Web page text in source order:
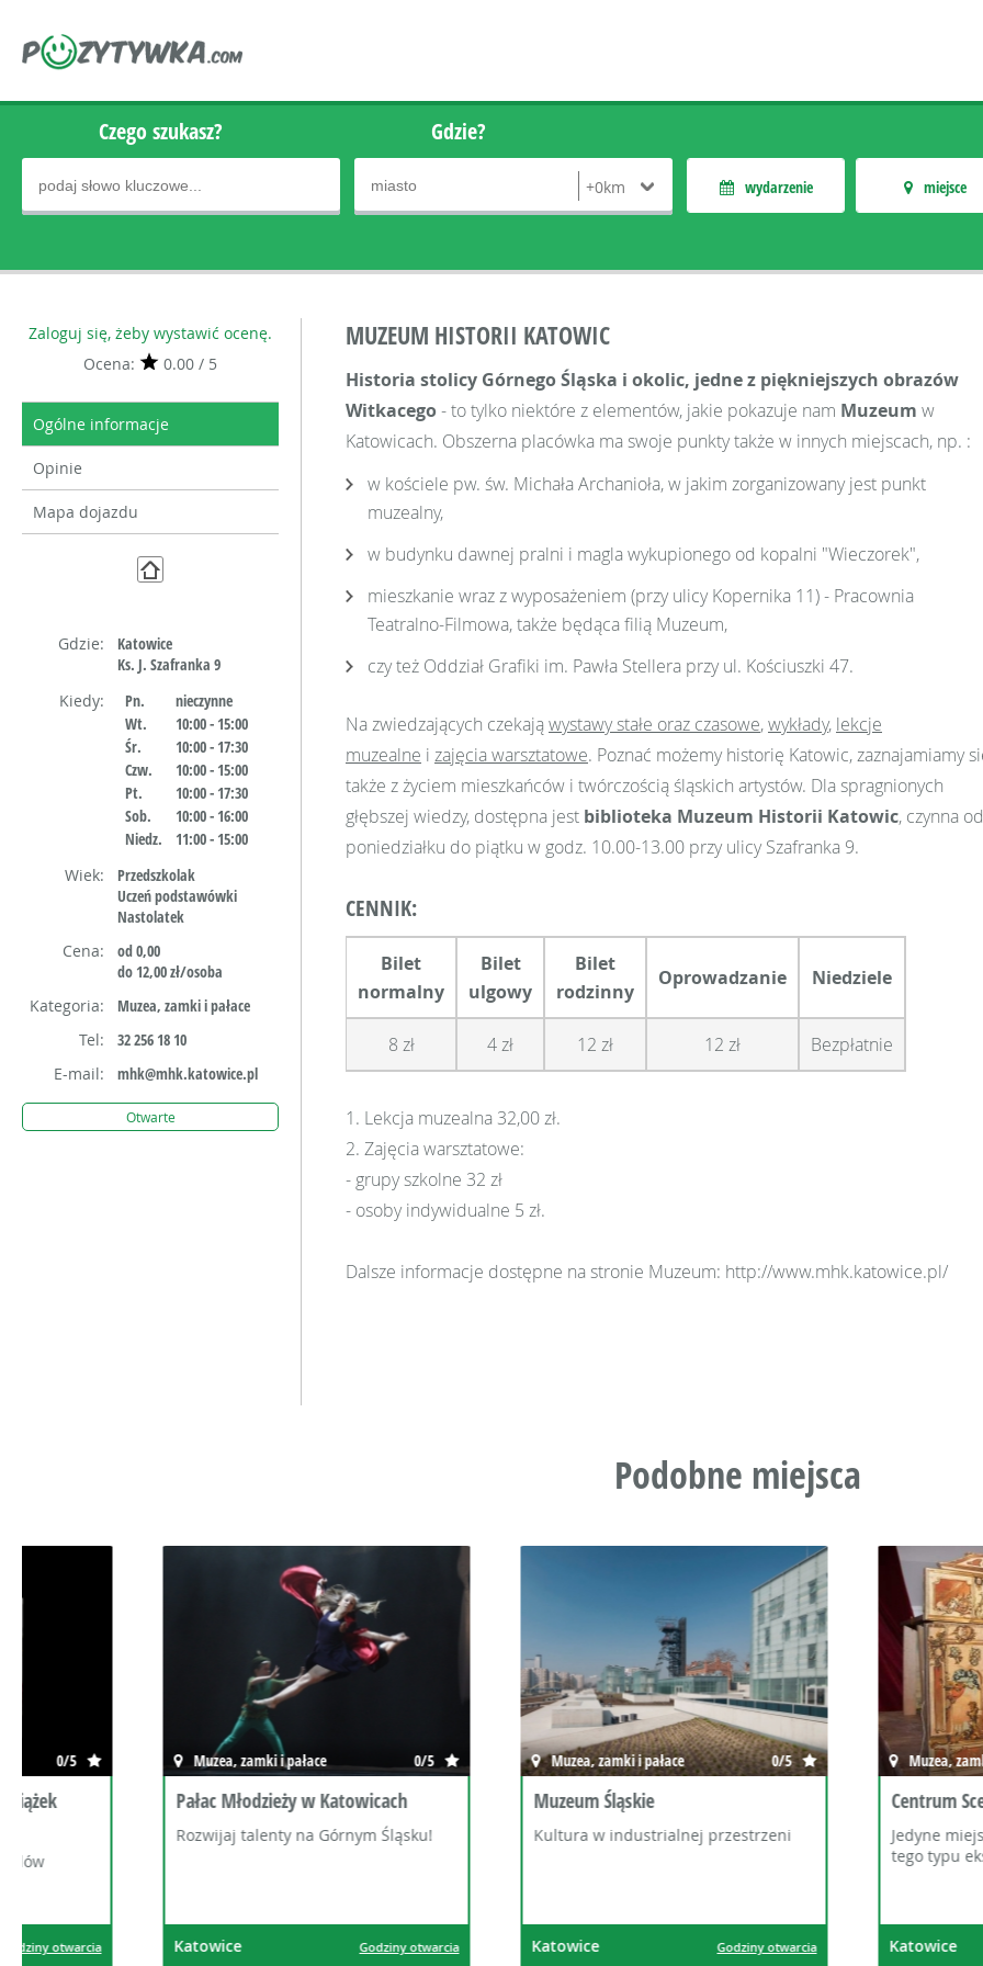
Czego szukasz? Gdzie?
wydarzenie miejsce
Zaloguj się, żeby wystawić ocenę.
Ocena:
0.00 / 5
Ogólne informacje
Opinie
Mapa dojazdu
Gdzie:
Katowice
Ks. J. Szafranka 9
Kiedy:
Pn.
nieczynne
Wt.
10:00 - 15:00
Śr.
10:00 - 17:30
Czw.
10:00 - 15:00
Pt.
10:00 - 17:30
Sob.
10:00 - 16:00
Niedz.
11:00 - 15:00
Wiek:
Przedszkolak
Uczeń podstawówki
Nastolatek
Cena:
od 0,00
do 12,00 zł/osoba
Kategoria:
Muzea, zamki i pałace
Tel:
32 256 18 10
E-mail:
mhk@mhk.katowice.pl
Otwarte
MUZEUM HISTORII KATOWIC
Historia stolicy Górnego Śląska i okolic, jedne z piękniejszych obrazów
Witkacego- to tylko niektóre z elementów, jakie pokazuje nam Muzeum w
Katowicach. Obszerna placówka ma swoje punkty także w innych miejscach, np. :
w kościele pw. św. Michała Archanioła, w jakim zorganizowany jest punkt
muzealny,
w budynku dawnej pralni i magla wykupionego od kopalni "Wieczorek",
mieszkanie wraz z wyposażeniem (przy ulicy Kopernika 11) - Pracownia
Teatralno-Filmowa, także będąca filią Muzeum,
czy też Oddział Grafiki im. Pawła Stellera przy ul. Kościuszki 47.
Na zwiedzających czekająwystawy stałe oraz czasowe,wykłady, lekcje
muzealne i zajęcia warsztatowe. Poznać możemy historię Katowic, zaznajamiamy
także z życiem mieszkańców i twórczością śląskich artystów. Dla spragnionych
głębszej wiedzy, dostępna jest biblioteka Muzeum Historii Katowic, czynna od
poniedziałku do piątku w godz. 10.00-13.00 przy ulicy Szafranka 9.
CENNIK:
Bilet
normalny
Bilet
ulgowy
Bilet
rodzinny
Oprowadzanie Niedziele
8 zł 4 zł 12 zł 12 zł Bezpłatnie
1. Lekcja muzealna 32,00 zł.
2. Zajęcia warsztatowe:
- grupy szkolne 32 zł
- osoby indywidualne 5 zł.
Dalsze informacje dostępne na stronie Muzeum: http://www.mhk.katowice.pl/
Podobne miejsca
Muzea, zamki i pałace 0/5
Pałac Młodzieży w Katowicach
Rozwijaj talenty na Górnym Śląsku!
Katowice
Muzea, zamki i pałace 0/5
Muzeum Śląskie
Kultura w industrialnej przestrzeni
Katowice
Muzea, zamki i pałace
Centrum Scenografii
Jedyne miejsce w Polsce,
tego typu eksponaty!
Katowice